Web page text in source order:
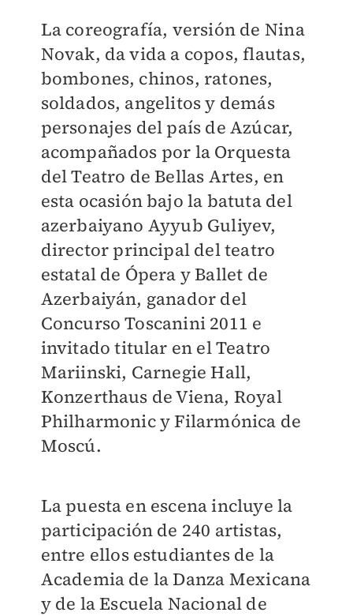
La coreografía, versión de Nina
Novak, da vida a copos, flautas,
bombones, chinos, ratones,
soldados, angelitos y demás
personajes del país de Azúcar,
acompañados por la Orquesta
del Teatro de Bellas Artes, en
esta ocasión bajo la batuta del
azerbaiyano Ayyub Guliyev,
director principal del teatro
estatal de Ópera y Ballet de
Azerbaiyán, ganador del
Concurso Toscanini 2011 e
invitado titular en el Teatro
Mariinski, Carnegie Hall,
Konzerthaus de Viena, Royal
Philharmonic y Filarmónica de
Moscú.
La puesta en escena incluye la
participación de 240 artistas,
entre ellos estudiantes de la
Academia de la Danza Mexicana
y de la Escuela Nacional de